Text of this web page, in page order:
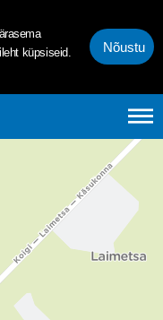
küpsiseid.
Nõustu